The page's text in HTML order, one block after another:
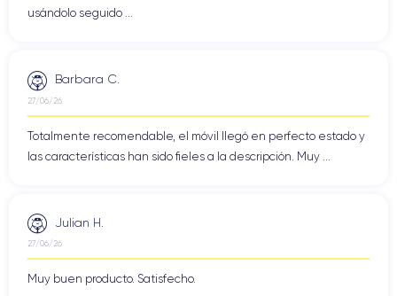
usándolo seguido ...
Barbara C.
27/06/26
Totalmente recomendable, el móvil llegó en perfecto estado y
las características han sido fieles a la descripción. Muy ...
Julian H.
27/06/26
Muy buen producto. Satisfecho.